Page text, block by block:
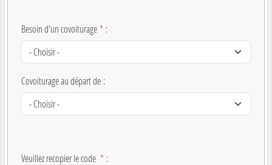
Besoin d'un covoiturage* :
Covoiturage au départ de :
Veuillez recopier le code * :